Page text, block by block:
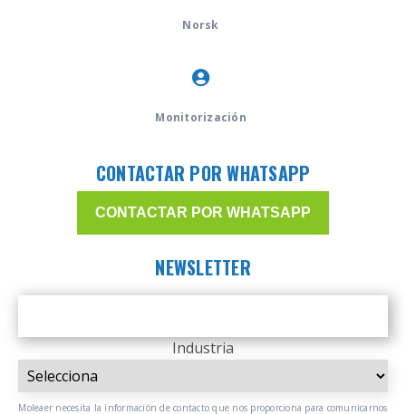
Norsk
Monitorización
CONTACTAR POR WHATSAPP
CONTACTAR POR WHATSAPP
NEWSLETTER
Industria
Moleaer necesita la información de contacto que nos proporciona para comunicarnos